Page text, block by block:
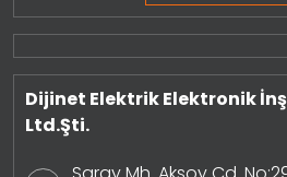
Dijinet Elektrik Elektronik
Ltd.Şti.